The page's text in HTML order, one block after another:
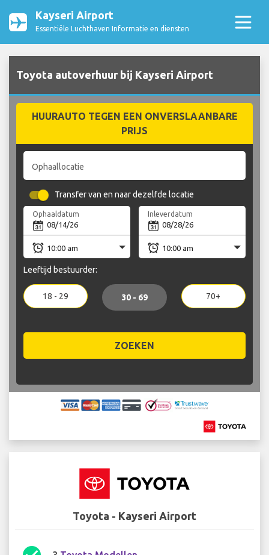
Kayseri Airport
Essentiële Luchthaven Informatie en diensten
Toyota autoverhuur bij Kayseri Airport
HUURAUTO TEGEN EEN ONVERSLAANBARE
PRIJS
Ophaallocatie
Transfer van en naar dezelfde locatie
Ophaaldatum Inleverdatum
Leeftijd bestuurder:
18 - 29 30 - 69 70+
ZOEKEN
Toyota - Kayseri Airport